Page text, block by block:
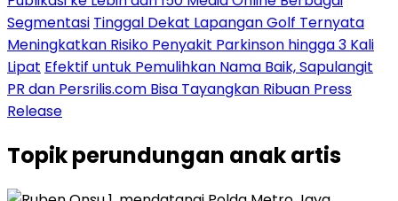
Segmentasi Tinggal Dekat Lapangan Golf Ternyata
Meningkatkan Risiko Penyakit Parkinson hingga 3 Kali
Lipat Efektif untuk Pemulihkan Nama Baik, Sapulangit
PR dan Persrilis.com Bisa Tayangkan Ribuan Press
Release
Topikperundungan anak artis